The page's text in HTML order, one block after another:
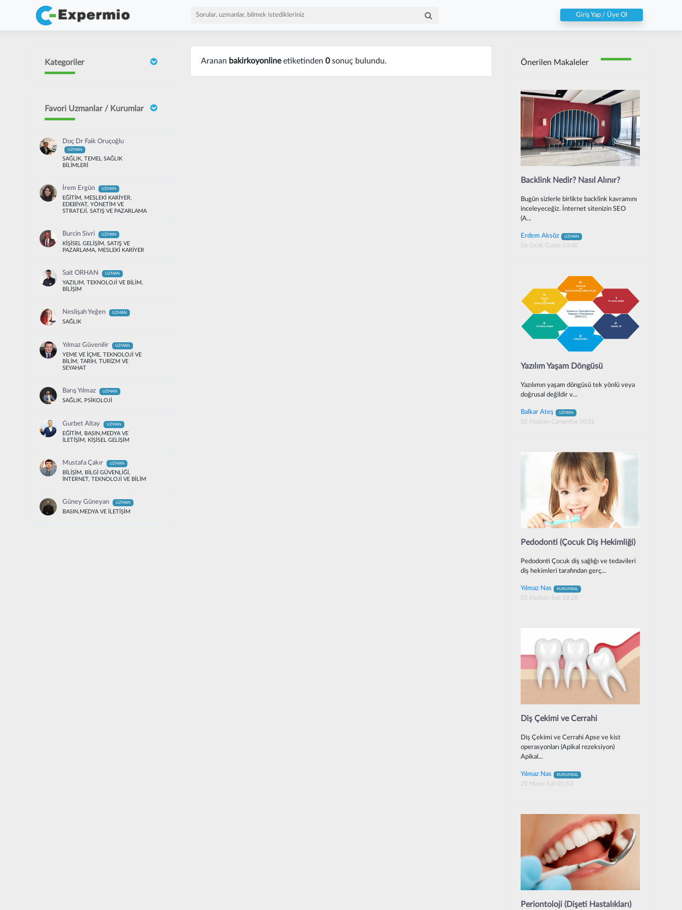
Giriş Yap / Üye Ol
Kategoriler
Favori Uzmanlar / Kurumlar
Doç Dr Faik Oruçoğlu
UZMAN
SAĞLIK, TEMEL SAĞLIK
BİLİMLERİ
İrem Ergün UZMAN
EĞİTİM, MESLEKİ KARİYER,
EDEBİYAT, YÖNETİM VE
STRATEJİ, SATIŞ VE PAZARLAMA
Burcin Sivri UZMAN
KİŞİSEL GELİŞİM, SATIŞ VE
PAZARLAMA, MESLEKİ KARİYER
Sait ORHAN UZMAN
YAZILIM, TEKNOLOJİ VE BİLİM,
BİLİŞİM
Neslişah Yeğen UZMAN
SAĞLIK
Yılmaz Güvenilir UZMAN
YEME VE İÇME, TEKNOLOJİ VE
BİLİM, TARİH, TURİZM VE
SEYAHAT
Barış Yılmaz UZMAN
SAĞLIK, PSİKOLOJİ
Gurbet Altay UZMAN
EĞİTİM, BASIN,MEDYA VE
İLETİŞİM, KİŞİSEL GELİŞİM
Mustafa Çakır UZMAN
BİLİŞİM, BİLGİ GÜVENLİĞİ,
İNTERNET, TEKNOLOJİ VE BİLİM
Güney Güneyan UZMAN
BASIN,MEDYA VE İLETİŞİM
Aranan bakirkoyonlineetiketinden 0sonuç bulundu. Önerilen Makaleler
Backlink Nedir? Nasıl Alınır?
Bugün sizlerle birlikte backlink kavramını
inceleyeceğiz. İnternet sitenizin SEO
(A...
Erdem Aksöz UZMAN
26 Ocak Cuma 10:40
Yazılım Yaşam Döngüsü
Yazılımın yaşam döngüsü tek yönlü veya
doğrusal değildir v...
Balkar Ateş UZMAN
02 Haziran Çarşamba 10:51
Pedodonti (Çocuk Diş Hekimliği)
Pedodonti Çocuk diş sağlığı ve tedavileri
diş hekimleri tarafından gerç...
Yılmaz Nas KURUMSAL
01 Haziran Salı 18:28
Diş Çekimi ve Cerrahi
Diş Çekimi ve Cerrahi Apse ve kist
operasyonları (Apikal rezeksiyon)
Apikal...
Yılmaz Nas KURUMSAL
25 Mayıs Salı 01:52
Periontoloji (Dişeti Hastalıkları)